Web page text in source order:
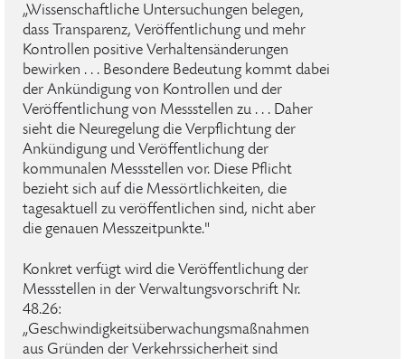
„Wissenschaftliche Untersuchungen belegen,
dass Transparenz, Veröffentlichung und mehr
Kontrollen positive Verhaltensänderungen
bewirken . . . Besondere Bedeutung kommt dabei
der Ankündigung von Kontrollen und der
Veröffentlichung von Messstellen zu . . . Daher
sieht die Neuregelung die Verpflichtung der
Ankündigung und Veröffentlichung der
kommunalen Messstellen vor. Diese Pflicht
bezieht sich auf die Messörtlichkeiten, die
tagesaktuell zu veröffentlichen sind, nicht aber
die genauen Messzeitpunkte."
Konkret verfügt wird die Veröffentlichung der
Messstellen in der Verwaltungsvorschrift Nr.
48.26:
„Geschwindigkeitsüberwachungsmaßnahmen
aus Gründen der Verkehrssicherheit sind